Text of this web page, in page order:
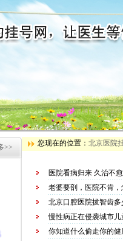
>> 您现在的位置： 北京医院
医院看病归来 久治不
老婆要剖，医院不肯，
北京口腔医院拔智齿多
慢性病正在侵袭城市
你知道什么偷走你的健